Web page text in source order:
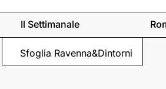
Il Settimanale
Sfoglia Ravenna&Dintorni